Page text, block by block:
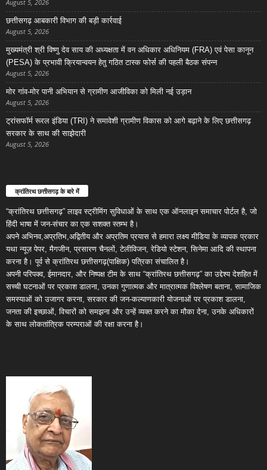
August 5, 2026
छत्तीसगढ़ आबकारी विभाग की बड़ी कार्रवाई
August 5, 2026
मुख्यमंत्री श्री विष्णु देव साय की अध्यक्षता में वन अधिकार अधिनियम (FRA) एवं पेसा कानून
(PESA) के प्रभावी क्रियान्वयन हेतु गठित टास्क फोर्स की पहली बैठक संपन्न
August 5, 2026
मोर गांव-मोर पानी अभियान से ग्रामीण आजीविका को मिली नई उड़ान
August 5, 2026
ट्रांसफॉर्म रूरल इंडिया (TRI) ने समावेशी ग्रामीण विकास को आगे बढ़ाने के लिए छत्तीसगढ़
सरकार के साथ की साझेदारी
August 5, 2026
क्रांतिरथ छत्तीसगढ़ के बारे में
“क्रांतिरथ छत्तीसगढ़” लाइव स्ट्रीमिंग सुविधाओं के साथ एक ऑनलाइन समाचार पोर्टल है, जो
हिंदी भाषा में जन-संचार का एक सशक्त स्तम्भ है।
अपने अभिनव,अप्रतिभ,अद्वितीय और अप्रतिम प्रयास से हमारा लक्ष्य मीडिया के व्यापक प्रकार
यथा न्यूज़ पेपर, मैगजीन, प्रसारण चैनलों, टेलीविजन, रेडियो स्टेशन, सिनेमा आदि की स्थापना
करना है। पूर्व से क्रांतिरथ छत्तीसगढ़(पाक्षिक) पत्रिका संचालित है।
अपनी परिपक्व, ईमानदार, और निष्पक्ष टीम के साथ “क्रांतिरथ छत्तीसगढ़” का उद्देश्य देशहित में
सच्ची घटनाओं पर प्रकाश डालना, उनका गुणात्मक और मात्रात्मक विश्लेषण बताना, सामाजिक
समस्याओं को उजागर करना, सरकार की जन-कल्याणकारी योजनाओं पर प्रकाश डालना,
जनता की इच्छाओं, विचारों को समझना और उन्हें व्यक्त करने का मौका देना, उनके अधिकारों
के साथ लोकतांत्रिक परम्पराओं की रक्षा करना है।